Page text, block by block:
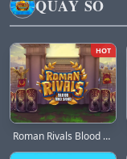
QUAY SỐ
HOT
Roman Rivals Blood and Sand